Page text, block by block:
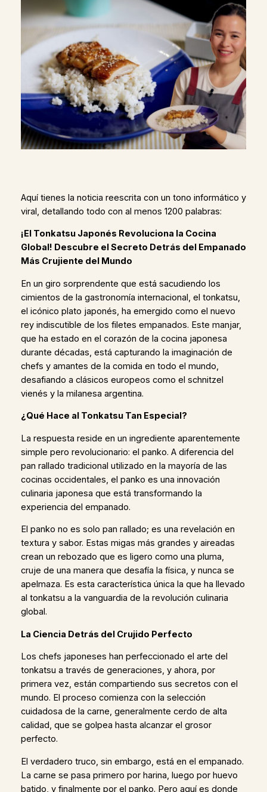
Aquí tienes la noticia reescrita con un tono informático y
viral, detallando todo con al menos 1200 palabras:
¡El Tonkatsu Japonés Revoluciona la Cocina
Global! Descubre el Secreto Detrás del Empanado
Más Crujiente del Mundo
En un giro sorprendente que está sacudiendo los
cimientos de la gastronomía internacional, el tonkatsu,
el icónico plato japonés, ha emergido como el nuevo
rey indiscutible de los filetes empanados. Este manjar,
que ha estado en el corazón de la cocina japonesa
durante décadas, está capturando la imaginación de
chefs y amantes de la comida en todo el mundo,
desafiando a clásicos europeos como el schnitzel
vienés y la milanesa argentina.
¿Qué Hace al Tonkatsu Tan Especial?
La respuesta reside en un ingrediente aparentemente
simple pero revolucionario: el panko. A diferencia del
pan rallado tradicional utilizado en la mayoría de las
cocinas occidentales, el panko es una innovación
culinaria japonesa que está transformando la
experiencia del empanado.
El panko no es solo pan rallado; es una revelación en
textura y sabor. Estas migas más grandes y aireadas
crean un rebozado que es ligero como una pluma,
cruje de una manera que desafía la física, y nunca se
apelmaza. Es esta característica única la que ha llevado
al tonkatsu a la vanguardia de la revolución culinaria
global.
La Ciencia Detrás del Crujido Perfecto
Los chefs japoneses han perfeccionado el arte del
tonkatsu a través de generaciones, y ahora, por
primera vez, están compartiendo sus secretos con el
mundo. El proceso comienza con la selección
cuidadosa de la carne, generalmente cerdo de alta
calidad, que se golpea hasta alcanzar el grosor
perfecto.
El verdadero truco, sin embargo, está en el empanado.
La carne se pasa primero por harina, luego por huevo
batido, y finalmente por el panko. Pero aquí es donde